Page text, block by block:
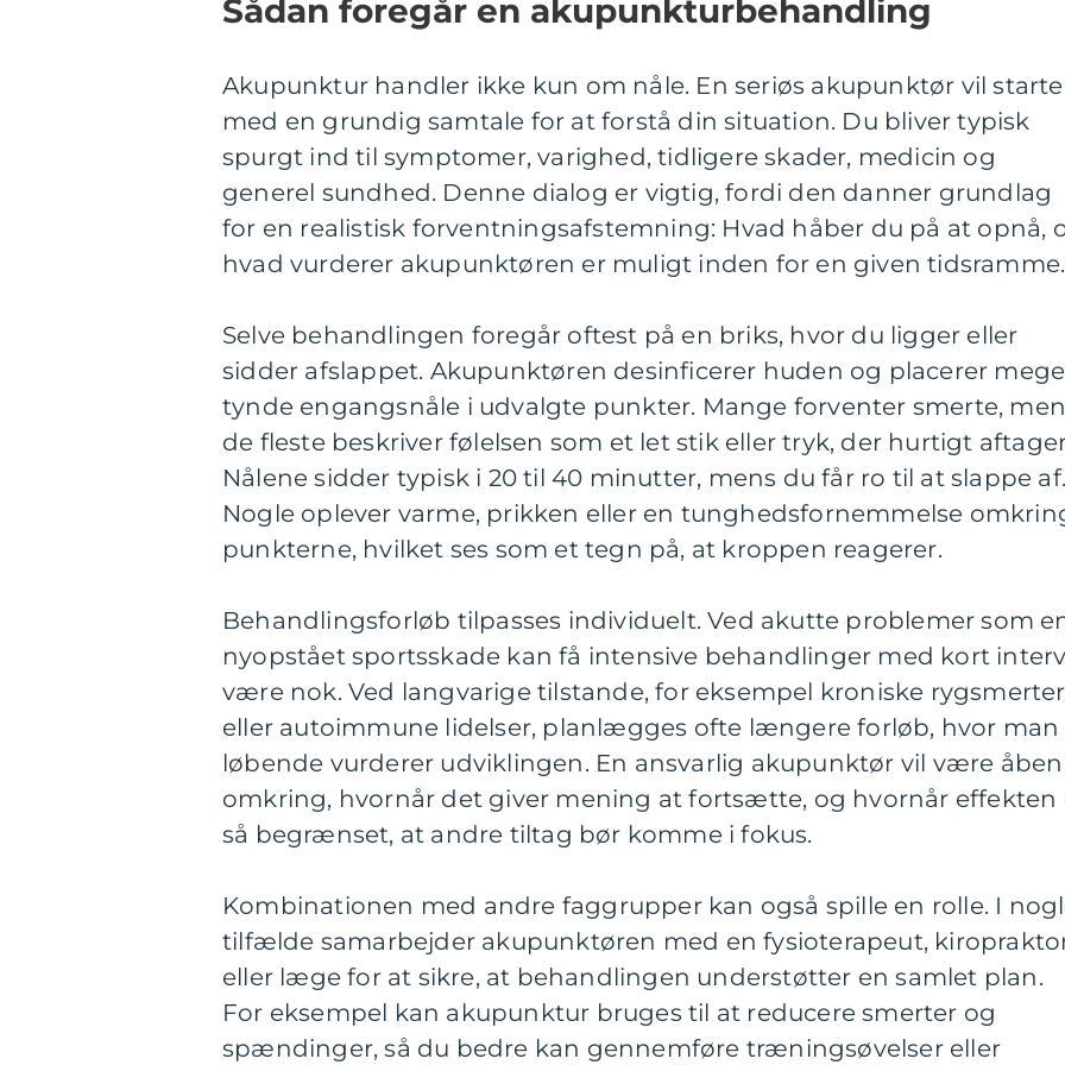
Sådan foregår en akupunkturbehandling
Akupunktur handler ikke kun om nåle. En seriøs akupunktør vil starte
med en grundig samtale for at forstå din situation. Du bliver typisk
spurgt ind til symptomer, varighed, tidligere skader, medicin og
generel sundhed. Denne dialog er vigtig, fordi den danner grundlag
for en realistisk forventningsafstemning: Hvad håber du på at opnå,
hvad vurderer akupunktøren er muligt inden for en given tidsramme.
Selve behandlingen foregår oftest på en briks, hvor du ligger eller
sidder afslappet. Akupunktøren desinficerer huden og placerer
tynde engangsnåle i udvalgte punkter. Mange forventer smerte, men
de fleste beskriver følelsen som et let stik eller tryk, der hurtigt
Nålene sidder typisk i 20 til 40 minutter, mens du får ro til at slappe af.
Nogle oplever varme, prikken eller en tunghedsfornemmelse
punkterne, hvilket ses som et tegn på, at kroppen reagerer.
Behandlingsforløb tilpasses individuelt. Ved akutte problemer som
nyopstået sportsskade kan få intensive behandlinger med kort
være nok. Ved langvarige tilstande, for eksempel kroniske rygsmerter
eller autoimmune lidelser, planlægges ofte længere forløb, hvor man
løbende vurderer udviklingen. En ansvarlig akupunktør vil være åben
omkring, hvornår det giver mening at fortsætte, og hvornår effekten
så begrænset, at andre tiltag bør komme i fokus.
Kombinationen med andre faggrupper kan også spille en rolle. I
tilfælde samarbejder akupunktøren med en fysioterapeut,
eller læge for at sikre, at behandlingen understøtter en samlet plan.
For eksempel kan akupunktur bruges til at reducere smerter og
spændinger, så du bedre kan gennemføre træningsøvelser eller